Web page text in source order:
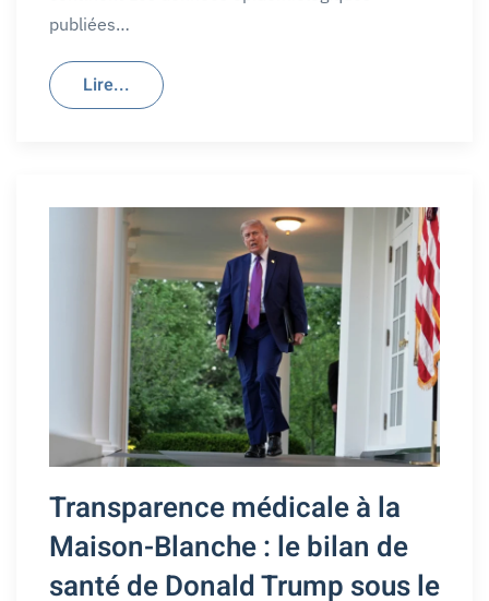
publiées…
Lire...
Transparence médicale à la
Maison-Blanche : le bilan de
santé de Donald Trump sous le